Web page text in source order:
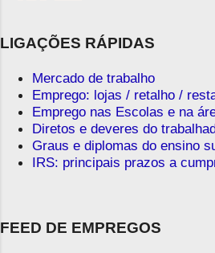
LIGAÇÕES RÁPIDAS
Mercado de trabalho
Emprego: lojas / retalho /
Emprego nas Escolas e na
Diretos e deveres do
Graus e diplomas do ensino
IRS: principais prazos a
FEED DE EMPREGOS